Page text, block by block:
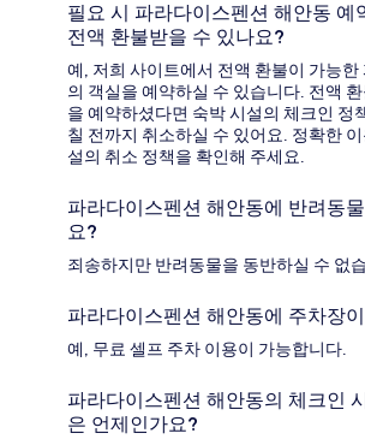
필요 시 파라다이스펜션 해안동 예
전액 환불받을 수 있나요?
예, 저희 사이트에서 전액 환불이 가능
의 객실을 예약하실 수 있습니다. 전액
을 예약하셨다면 숙박 시설의 체크인 정
칠 전까지 취소하실 수 있어요. 정확한
설의 취소 정책을 확인해 주세요.
파라다이스펜션 해안동에 반려동
요?
죄송하지만 반려동물을 동반하실 수 없
파라다이스펜션 해안동에 주차장
예, 무료 셀프 주차 이용이 가능합니다.
파라다이스펜션 해안동의 체크인
은 언제인가요?